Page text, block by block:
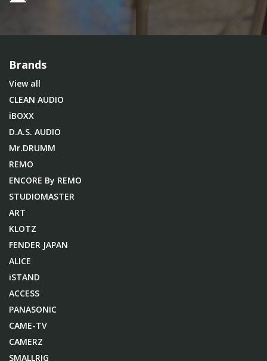
Brands
View all
CLEAN AUDIO
iBOXX
D.A.S. AUDIO
Mr.DRUMM
REMO
ENCORE By REMO
STUDIOMASTER
ART
KLOTZ
FENDER JAPAN
ALICE
iSTAND
ACCESS
PANASONIC
CAME-TV
CAMERZ
SMALLRIG